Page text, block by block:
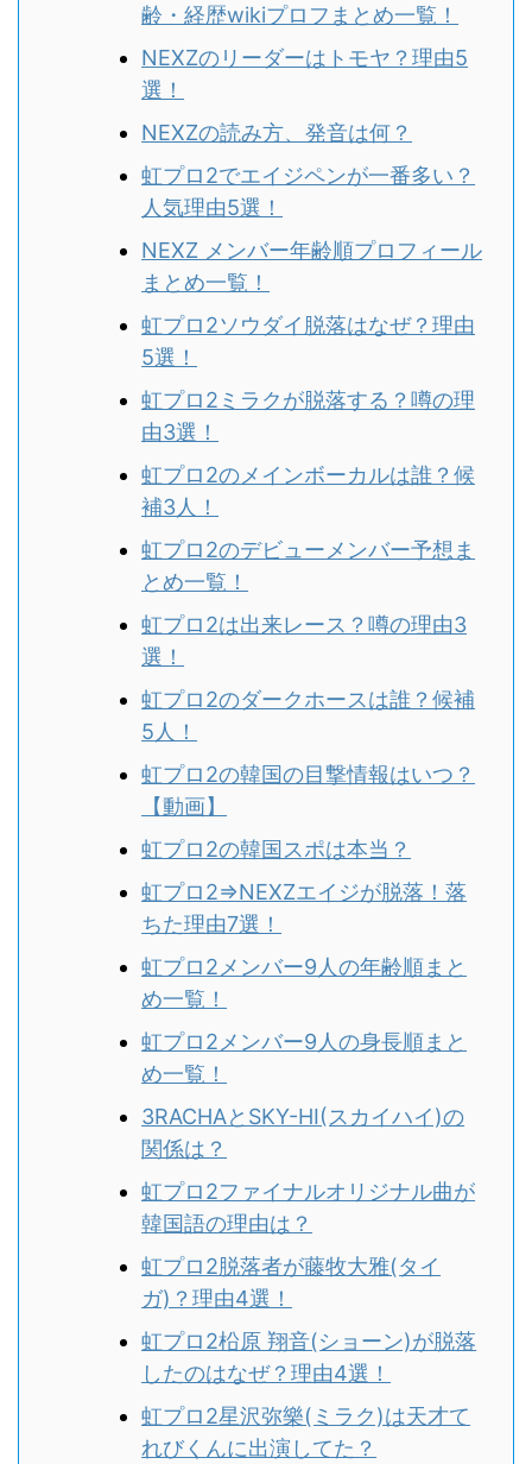
齢・経歴wikiプロフまとめ一覧！
NEXZのリーダーはトモヤ？理由5
選！
NEXZの読み方、発音は何？
虹プロ2でエイジペンが一番多い？
人気理由5選！
NEXZ メンバー年齢順プロフィール
まとめ一覧！
虹プロ2ソウダイ脱落はなぜ？理由
5選！
虹プロ2ミラクが脱落する？噂の理
由3選！
虹プロ2のメインボーカルは誰？候
補3人！
虹プロ2のデビューメンバー予想ま
とめ一覧！
虹プロ2は出来レース？噂の理由3
選！
虹プロ2のダークホースは誰？候補
5人！
虹プロ2の韓国の目撃情報はいつ？
【動画】
虹プロ2の韓国スポは本当？
虹プロ2⇒NEXZエイジが脱落！落
ちた理由7選！
虹プロ2メンバー9人の年齢順まと
め一覧！
虹プロ2メンバー9人の身長順まと
め一覧！
3RACHAとSKY-HI(スカイハイ)の
関係は？
虹プロ2ファイナルオリジナル曲が
韓国語の理由は？
虹プロ2脱落者が藤牧大雅(タイ
ガ)？理由4選！
虹プロ2柗原 翔音(ショーン)が脱落
したのはなぜ？理由4選！
虹プロ2星沢弥樂(ミラク)は天才て
れびくんに出演してた？